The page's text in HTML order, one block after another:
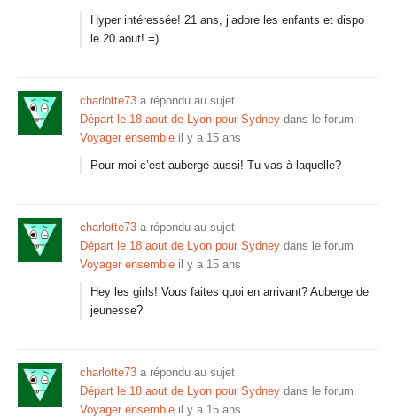
Hyper intéressée! 21 ans, j’adore les enfants et dispo
le 20 aout! =)
charlotte73 a répondu au sujet
Départ le 18 aout de Lyon pour Sydney dans le forum
Voyager ensemble il y a 15 ans
Pour moi c’est auberge aussi! Tu vas à laquelle?
charlotte73 a répondu au sujet
Départ le 18 aout de Lyon pour Sydney dans le forum
Voyager ensemble il y a 15 ans
Hey les girls! Vous faites quoi en arrivant? Auberge de
jeunesse?
charlotte73 a répondu au sujet
Départ le 18 aout de Lyon pour Sydney dans le forum
Voyager ensemble il y a 15 ans